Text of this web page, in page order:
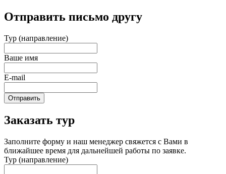
Отправить письмо другу
Тур (направление)
Ваше имя
E-mail
Отправить
Заказать тур
Заполните форму и наш менеджер свяжется с Вами в
ближайшее время для дальнейшей работы по заявке.
Тур (направление)